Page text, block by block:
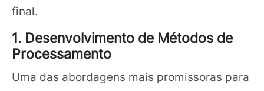
final.
1. Desenvolvimento de Métodos de
Processamento
Uma das abordagens mais promissoras para